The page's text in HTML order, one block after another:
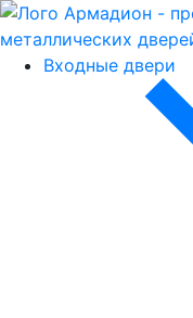
Входные двери